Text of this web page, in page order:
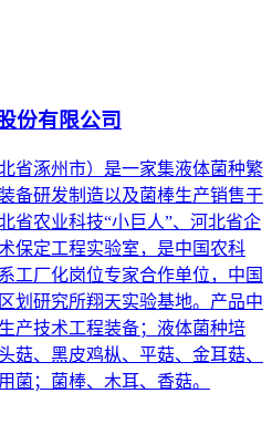
份有限公司
省涿州市）是一家集液体菌种繁
备研发制造以及菌棒生产销售于
省农业科技“小巨人”、河北省企
保定工程实验室，是中国农科
工厂化岗位专家合作单位，中国
划研究所翔天实验基地。产品中
产技术工程装备；液体菌种培
菇、黑皮鸡枞、平菇、金耳菇、
菌；菌棒、木耳、香菇。